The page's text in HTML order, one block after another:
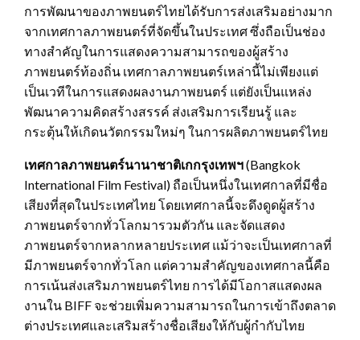
การพัฒนาของภาพยนตร์ไทยได้รับการส่งเสริมอย่างมาก
จากเทศกาลภาพยนตร์ที่จัดขึ้นในประเทศ ซึ่งถือเป็นช่อง
ทางสำคัญในการแสดงความสามารถของผู้สร้าง
ภาพยนตร์ท้องถิ่น เทศกาลภาพยนตร์เหล่านี้ไม่เพียงแต่
เป็นเวทีในการแสดงผลงานภาพยนตร์ แต่ยังเป็นแหล่ง
พัฒนาความคิดสร้างสรรค์ ส่งเสริมการเรียนรู้ และ
กระตุ้นให้เกิดนวัตกรรมใหม่ๆ ในการผลิตภาพยนตร์ไทย
เทศกาลภาพยนตร์นานาชาติเกกรุงเทพฯ(Bangkok
International Film Festival) ถือเป็นหนึ่งในเทศกาลที่มีชื่อ
เสียงที่สุดในประเทศไทย โดยเทศกาลนี้จะดึงดูดผู้สร้าง
ภาพยนตร์จากทั่วโลกมารวมตัวกัน และจัดแสดง
ภาพยนตร์จากหลากหลายประเทศ แม้ว่าจะเป็นเทศกาลที่
มีภาพยนตร์จากทั่วโลก แต่ความสำคัญของเทศกาลนี้คือ
การเน้นส่งเสริมภาพยนตร์ไทย การได้มีโอกาสแสดงผล
งานใน BIFF จะช่วยเพิ่มความสามารถในการเข้าถึงตลาด
ต่างประเทศและเสริมสร้างชื่อเสียงให้กับผู้กำกับไทย